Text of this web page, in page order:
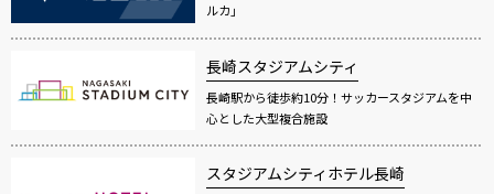
ルカ」
長崎スタジアムシティ
長崎駅から徒歩約10分！サッカースタジアムを中
心とした大型複合施設
スタジアムシティホテル長崎